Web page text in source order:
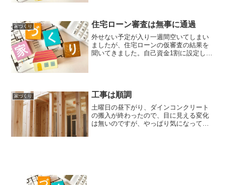
家づくり 住宅ローン審査は無事に通過
外せない予定が入り一週間空いてしまい
ましたが、住宅ローンの仮審査の結果を
聞いてきました。自己資金1割に設定し
家づくり 工事は順調
土曜日の昼下がり、ダインコンクリート
の搬入が終わったので、目に見える変化
は無いのですが、やっぱり気になって見